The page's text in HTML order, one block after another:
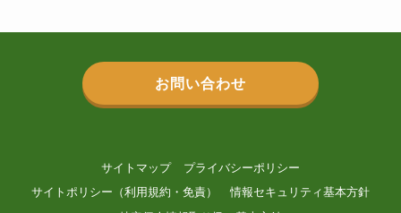
お問い合わせ
サイトマップ
プライバシーポリシー
サイトポリシー（利用規約・免責）
情報セキュリティ基本方針